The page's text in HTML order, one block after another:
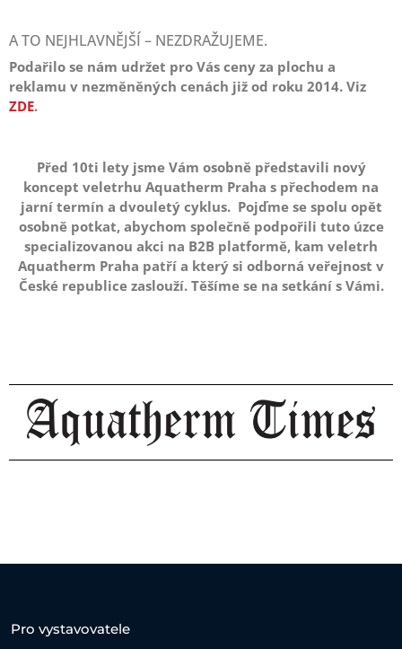
A TO NEJHLAVNĚJŠÍ – NEZDRAŽUJEME.
Podařilo se nám udržet pro Vás ceny za plochu a
reklamu v nezměněných cenách již od roku 2014. Viz
ZDE.
Před 10ti lety jsme Vám osobně představili nový
koncept veletrhu Aquatherm Praha s přechodem na
jarní termín a dvouletý cyklus. Pojďme se spolu opět
osobně potkat, abychom společně podpořili tuto úzce
specializovanou akci na B2B platformě, kam veletrh
Aquatherm Praha patří a který si odborná veřejnost v
České republice zaslouží. Těšíme se na setkání s Vámi.
Pro vystavovatele